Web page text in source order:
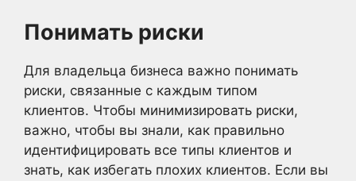
Понимать риски
Для владельца бизнеса важно понимать
риски, связанные с каждым типом
клиентов. Чтобы минимизировать риски,
важно, чтобы вы знали, как правильно
идентифицировать все типы клиентов и
знать, как избегать плохих клиентов. Если вы